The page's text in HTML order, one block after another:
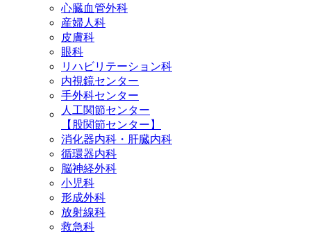
心臓血管外科
産婦人科
皮膚科
眼科
リハビリテーション科
内視鏡センター
手外科センター
人工関節センター
【股関節センター】
消化器内科・肝臓内科
循環器内科
脳神経外科
小児科
形成外科
放射線科
救急科